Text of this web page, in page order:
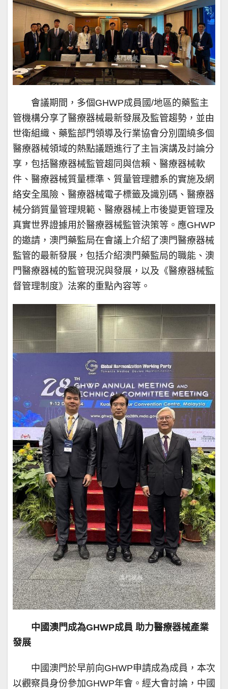
會議期間，多個GHWP成員國/地區的藥監主
管機構分享了醫療器械最新發展及監管趨勢，並由
世衛組織、藥監部門領導及行業協會分別圍繞多個
醫療器械領域的熱點議題進行了主旨演講及討論分
享，包括醫療器械監管趨同與信賴、醫療器械軟
件、醫療器械質量標準、質量管理體系的實施及網
絡安全風險、醫療器械電子標籤及識別碼、醫療器
械分銷質量管理規範、醫療器械上市後變更管理及
真實世界證據用於醫療器械監管決策等。應GHWP
的邀請，澳門藥監局在會議上介紹了澳門醫療器械
監管的最新發展，包括介紹澳門藥監局的職能、澳
門醫療器械的監管現況與發展，以及《醫療器械監
督管理制度》法案的重點內容等。
中國澳門成為GHWP成員 助力醫療器械產業
發展
中國澳門於早前向GHWP申請成為成員，本次
以觀察員身份參加GHWP年會。經大會討論，中國